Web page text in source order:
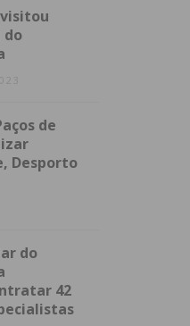
visitou
do
de
Desporto
do
42